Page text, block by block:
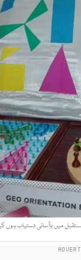
میں باآسانی دستیاب ہوں